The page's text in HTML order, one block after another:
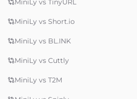
MiniLy vs TinyURL
MiniLy vs Short.io
MiniLy vs BL.INK
MiniLy vs Cuttly
MiniLy vs T2M